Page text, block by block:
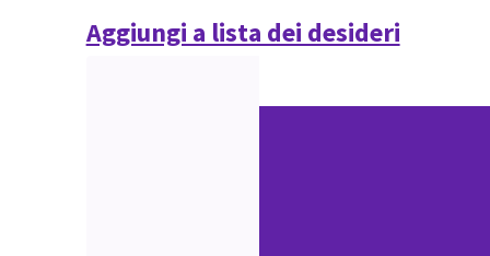
Aggiungi a lista dei desideri